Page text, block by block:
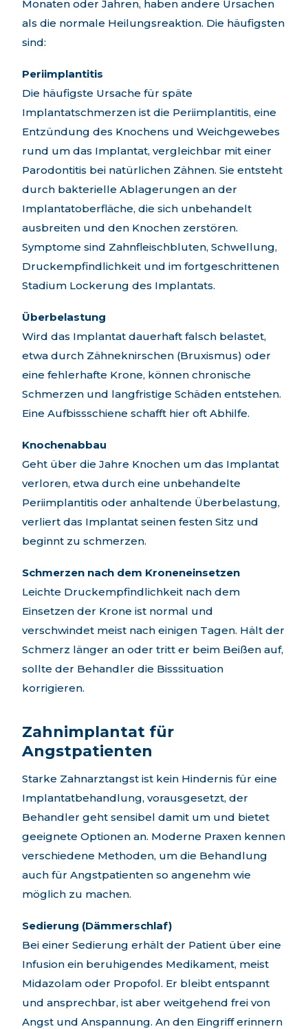
Monaten oder Jahren, haben andere Ursachen
als die normale Heilungsreaktion. Die häufigsten
sind:
Periimplantitis
Die häufigste Ursache für späte
Implantatschmerzen ist die Periimplantitis, eine
Entzündung des Knochens und Weichgewebes
rund um das Implantat, vergleichbar mit einer
Parodontitis bei natürlichen Zähnen. Sie entsteht
durch bakterielle Ablagerungen an der
Implantatoberfläche, die sich unbehandelt
ausbreiten und den Knochen zerstören.
Symptome sind Zahnfleischbluten, Schwellung,
Druckempfindlichkeit und im fortgeschrittenen
Stadium Lockerung des Implantats.
Überbelastung
Wird das Implantat dauerhaft falsch belastet,
etwa durch Zähneknirschen (Bruxismus) oder
eine fehlerhafte Krone, können chronische
Schmerzen und langfristige Schäden entstehen.
Eine Aufbissschiene schafft hier oft Abhilfe.
Knochenabbau
Geht über die Jahre Knochen um das Implantat
verloren, etwa durch eine unbehandelte
Periimplantitis oder anhaltende Überbelastung,
verliert das Implantat seinen festen Sitz und
beginnt zu schmerzen.
Schmerzen nach dem Kroneneinsetzen
Leichte Druckempfindlichkeit nach dem
Einsetzen der Krone ist normal und
verschwindet meist nach einigen Tagen. Hält der
Schmerz länger an oder tritt er beim Beißen auf,
sollte der Behandler die Bisssituation
korrigieren.
Zahnimplantat für
Angstpatienten
Starke Zahnarztangst ist kein Hindernis für eine
Implantatbehandlung, vorausgesetzt, der
Behandler geht sensibel damit um und bietet
geeignete Optionen an. Moderne Praxen kennen
verschiedene Methoden, um die Behandlung
auch für Angstpatienten so angenehm wie
möglich zu machen.
Sedierung (Dämmerschlaf)
Bei einer Sedierung erhält der Patient über eine
Infusion ein beruhigendes Medikament, meist
Midazolam oder Propofol. Er bleibt entspannt
und ansprechbar, ist aber weitgehend frei von
Angst und Anspannung. An den Eingriff erinnern